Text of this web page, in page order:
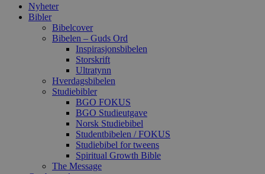
Nyheter
Bibler
Bibelcover
Bibelen – Guds Ord
Inspirasjonsbibelen
Storskrift
Ultratynn
Hverdagsbibelen
Studiebibler
BGO FOKUS
BGO Studieutgave
Norsk Studiebibel
Studentbibelen / FOKUS
Studiebibel for tweens
Spiritual Growth Bible
The Message